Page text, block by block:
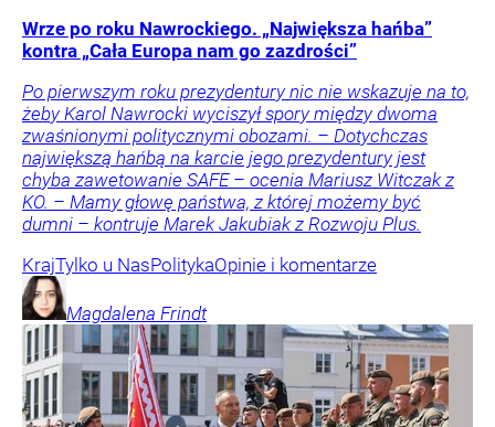
Wrze po roku Nawrockiego. „Największa hańba”
kontra „Cała Europa nam go zazdrości”
Po pierwszym roku prezydentury nic nie wskazuje na to,
żeby Karol Nawrocki wyciszył spory między dwoma
zwaśnionymi politycznymi obozami. – Dotychczas
największą hańbą na karcie jego prezydentury jest
chyba zawetowanie SAFE – ocenia Mariusz Witczak z
KO. – Mamy głowę państwa, z której możemy być
dumni – kontruje Marek Jakubiak z Rozwoju Plus.
KrajTylko u NasPolitykaOpinie i komentarze
Magdalena Frindt